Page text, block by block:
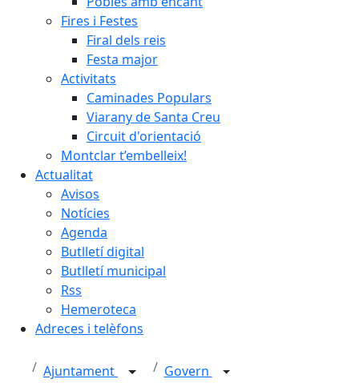
Fires i Festes
Firal dels reis
Festa major
Activitats
Caminades Populars
Viarany de Santa Creu
Circuit d'orientació
Montclar t’embelleix!
Actualitat
Avisos
Notícies
Agenda
Butlletí digital
Butlletí municipal
Rss
Hemeroteca
Adreces i telèfons
Ajuntament Govern